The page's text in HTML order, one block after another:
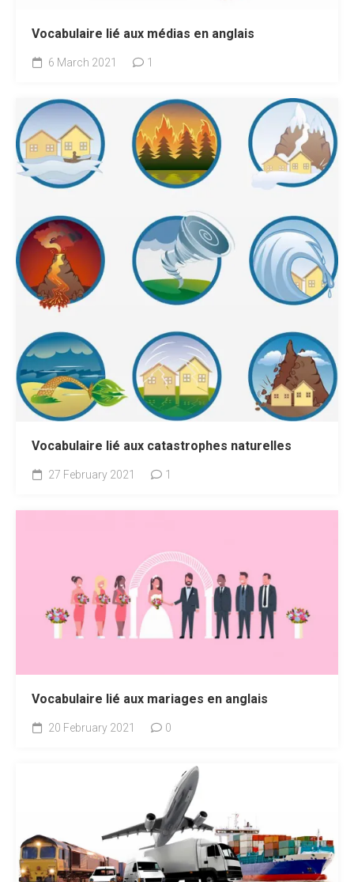
Vocabulaire lié aux médias en anglais
6 March 2021 1
Vocabulaire lié aux catastrophes naturelles
27 February 2021 1
Vocabulaire lié aux mariages en anglais
20 February 2021 0